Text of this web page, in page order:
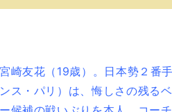
崎友花（19歳）。日本勢２番
ス・パリ）は、悔しさの残る